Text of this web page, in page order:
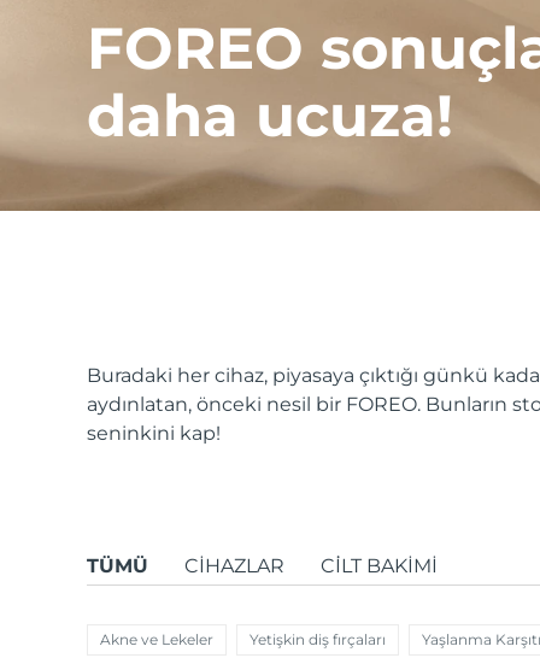
FOREO
daha ucuza!
Buradaki her cihaz, piyasaya çıktığı günkü
aydınlatan, önceki nesil bir FOREO. Bunların
seninkini kap!
TÜMÜ CIHAZLAR CİLT BAKIMI
Akne ve Lekeler Yetişkin diş fırçaları Yaşlanma
FAQ™ Pure Beauty-Tech Elixir
issa™ Teeth Whitening Set
POPÜLER